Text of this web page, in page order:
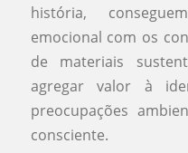
história,
emocional com os
de materiais
agregar valor à
preocupações
consciente.